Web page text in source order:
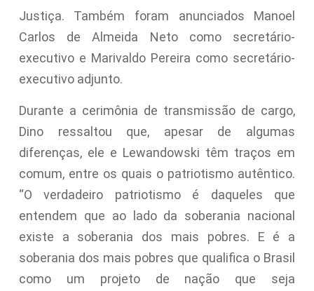
Justiça. Também foram anunciados Manoel
Carlos de Almeida Neto como secretário-
executivo e Marivaldo Pereira como secretário-
executivo adjunto.
Durante a cerimônia de transmissão de cargo,
Dino ressaltou que, apesar de algumas
diferenças, ele e Lewandowski têm traços em
comum, entre os quais o patriotismo autêntico.
“O verdadeiro patriotismo é daqueles que
entendem que ao lado da soberania nacional
existe a soberania dos mais pobres. E é a
soberania dos mais pobres que qualifica o Brasil
como um projeto de nação que seja